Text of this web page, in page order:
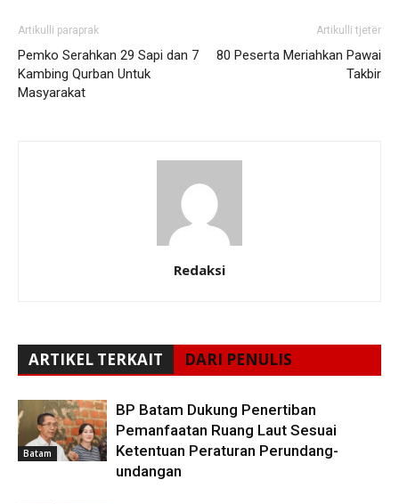
Artikulli paraprak
Pemko Serahkan 29 Sapi dan 7
Kambing Qurban Untuk
Masyarakat
Artikulli tjetër
80 Peserta Meriahkan Pawai
Takbir
Redaksi
ARTIKEL TERKAIT DARI PENULIS
Batam
BP Batam Dukung Penertiban
Pemanfaatan Ruang Laut Sesuai
Ketentuan Peraturan Perundang-
undangan